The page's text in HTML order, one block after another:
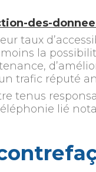
des-
taux
la
trafic réputé
tenus
lié